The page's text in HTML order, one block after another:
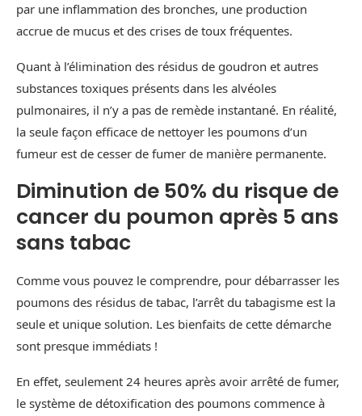
par une inflammation des bronches, une production
accrue de mucus et des crises de toux fréquentes.
Quant à l’élimination des résidus de goudron et autres
substances toxiques présents dans les alvéoles
pulmonaires, il n’y a pas de remède instantané. En réalité,
la seule façon efficace de nettoyer les poumons d’un
fumeur est de cesser de fumer de manière permanente.
Diminution de 50% du risque de
cancer du poumon après 5 ans
sans tabac
Comme vous pouvez le comprendre, pour débarrasser les
poumons des résidus de tabac, l’arrêt du tabagisme est la
seule et unique solution. Les bienfaits de cette démarche
sont presque immédiats !
En effet, seulement 24 heures après avoir arrêté de fumer,
le système de détoxification des poumons commence à